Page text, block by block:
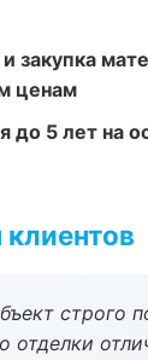
закупка
ценам
до 5 лет на
строго
отделки